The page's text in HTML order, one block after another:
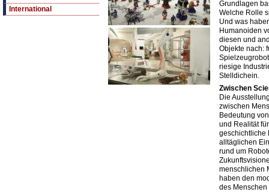
International
Grundlagen
Welche Rolle
Und was
Humanoiden
diesen und
Objekte nach:
riesige
Stelldichein.
Zwischen
Die
zwischen
Bedeutung
und Realität
geschichtliche
alltäglichen
rund um
menschlichen
haben den
des